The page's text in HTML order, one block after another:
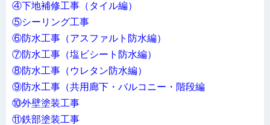
④下地補修工事（タイル編）
⑤シーリング工事
⑥防水工事（アスファルト防水編）
⑦防水工事（塩ビシート防水編）
⑧防水工事（ウレタン防水編）
⑨防水工事（共用廊下・バルコニー・階段編
⑩外壁塗装工事
⑪鉄部塗装工事